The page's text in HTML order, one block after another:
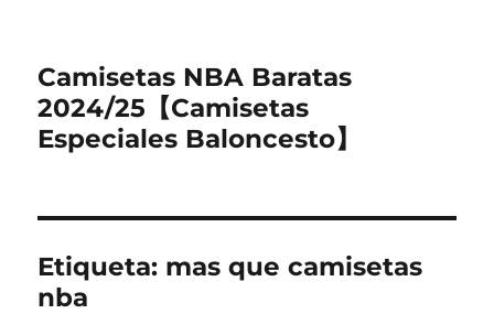
Camisetas NBA Baratas
2024/25【Camisetas
Especiales Baloncesto】
Etiqueta: mas que camisetas
nba